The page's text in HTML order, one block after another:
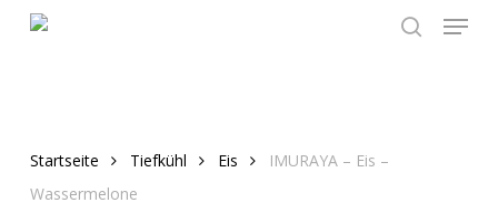
Menu
Startseite Tiefkühl Eis
IMURAYA – Eis –
Wassermelone